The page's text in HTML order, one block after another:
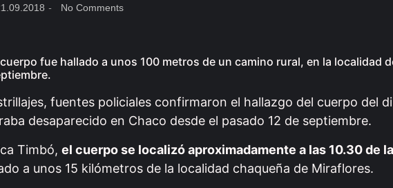
- No Comments
fue hallado a unos 100 metros de un camino rural, en la localidad
fuentes policiales confirmaron el hallazgo del cuerpo del
desaparecido en Chaco desde el pasado 12 de septiembre.
Timbó, el cuerpo se localizó aproximadamente a las 10.30 de
a unos 15 kilómetros de la localidad chaqueña de Miraflores.